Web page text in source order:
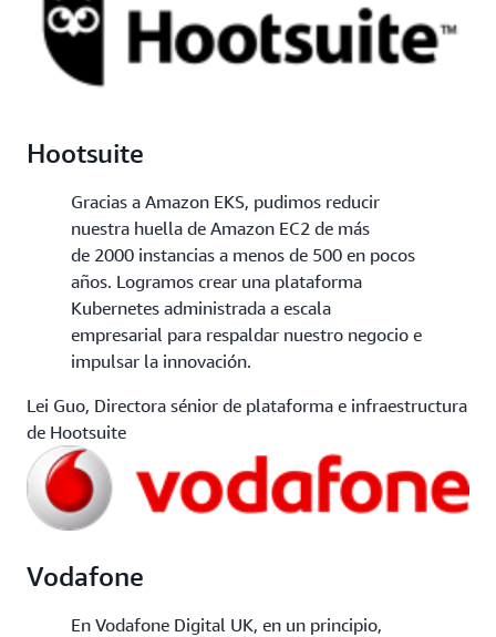
Hootsuite
Gracias a Amazon EKS, pudimos reducir
nuestra huella de Amazon EC2 de más
de 2000 instancias a menos de 500 en pocos
años. Logramos crear una plataforma
Kubernetes administrada a escala
empresarial para respaldar nuestro negocio e
impulsar la innovación.
Lei Guo, Directora sénior de plataforma e infraestructura
de Hootsuite
Vodafone
En Vodafone Digital UK, en un principio,